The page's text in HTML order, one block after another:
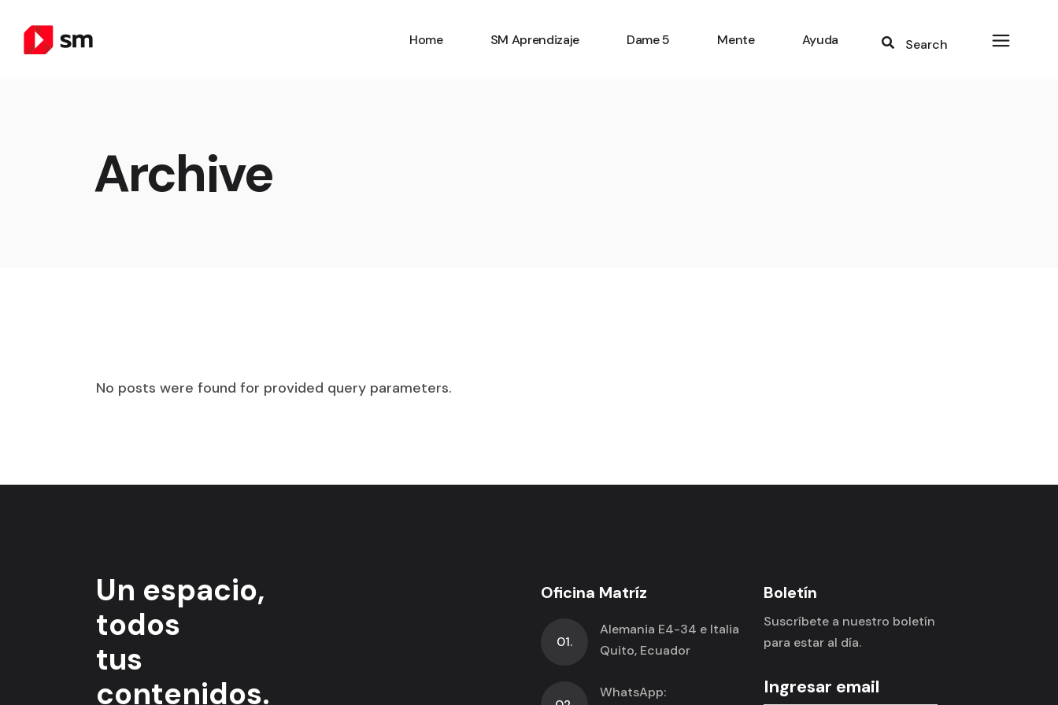
Home SM Aprendizaje Dame 5 Mente Ayuda Search
Archive
No posts were found for provided query parameters.
Un espacio,
todos
tus
contenidos.
Oficina Matríz
01.
Alemania E4-34 e Italia
Quito, Ecuador
WhatsApp:
Boletín
Suscríbete a nuestro boletín
para estar al día.